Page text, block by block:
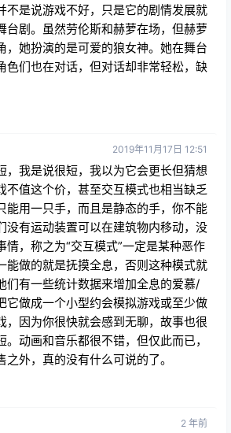
不是说游戏不好，只是它的剧情发展就
台剧。虽然劳伦斯和赫萝在场，但赫萝
，她扮演的是可爱的狼女神。她在舞台
色们也在对话，但对话却非常轻松，缺
2019年11月17日 12:51
，我是说很短，我以为它会更长但猜想
不值这个价，甚至交互模式也相当缺乏
能用一只手，而且是静态的手，你不能
没有运动装置可以在建筑物内移动，没
情，称之为“交互模式”一定是某种恶作
能做的就是抚摸全息，否则这种模式就
们有一些统计数据来增加全息的爱慕/
它做成一个小型约会模拟游戏或至少做
，因为你很快就会感到无聊，故事也很
。动画和音乐都很不错，但仅此而已，
之外，真的没有什么可说的了。
2 年前